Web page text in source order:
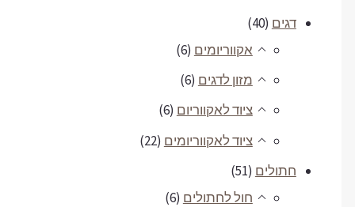
דגים(40)
אקווריומים(6)
מזון לדגים(6)
ציוד לאקווריום(6)
ציוד לאקווריומים(22)
חתולים(51)
חול לחתולים(6)